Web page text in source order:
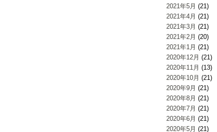
2021年5月 (21)
2021年4月 (21)
2021年3月 (21)
2021年2月 (20)
2021年1月 (21)
2020年12月 (21)
2020年11月 (13)
2020年10月 (21)
2020年9月 (21)
2020年8月 (21)
2020年7月 (21)
2020年6月 (21)
2020年5月 (21)